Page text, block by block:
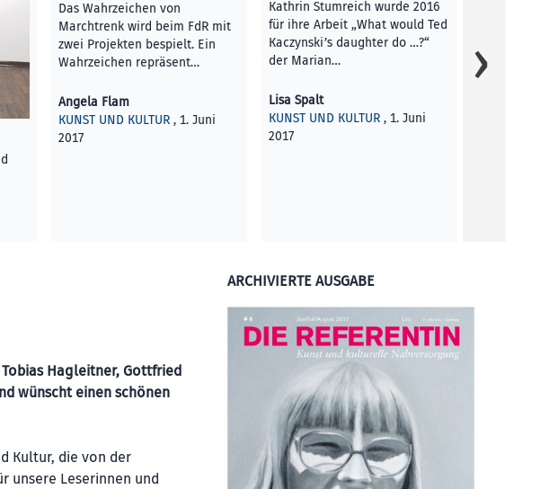
Das Wahrzeichen von
Marchtrenk wird beim FdR mit
zwei Projekten bespielt. Ein
Wahrzeichen repräsent…
Angela Flam
KUNST UND KULTUR , 1. Juni
2017
Kathrin Stumreich wurde 2016
für ihre Arbeit „What would Ted
Kaczynski’s daughter do …?“
der Marian…
Lisa Spalt
KUNST UND KULTUR , 1. Juni
2017
Hagleitner, Gottfried
wünscht einen schönen
Kultur, die von der
unsere Leserinnen und
ARCHIVIERTE AUSGABE